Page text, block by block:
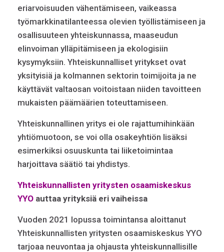
eriarvoisuuden vähentämiseen, vaikeassa
työmarkkinatilanteessa olevien työllistämiseen ja
osallisuuteen yhteiskunnassa, maaseudun
elinvoiman ylläpitämiseen ja ekologisiin
kysymyksiin. Yhteiskunnalliset yritykset ovat
yksityisiä ja kolmannen sektorin toimijoita ja ne
käyttävät valtaosan voitoistaan niiden tavoitteen
mukaisten päämäärien toteuttamiseen.
Yhteiskunnallinen yritys ei ole rajattumihinkään
yhtiömuotoon, se voi olla osakeyhtiön lisäksi
esimerkiksi osuuskunta tai liiketoimintaa
harjoittava säätiö tai yhdistys.
Yhteiskunnallisten yritysten osaamiskeskus
YYOauttaa yrityksiä eri vaiheissa
Vuoden 2021 lopussa toimintansa aloittanut
Yhteiskunnallisten yritysten osaamiskeskus YYO
tarjoaa neuvontaa ja ohjausta yhteiskunnallisille